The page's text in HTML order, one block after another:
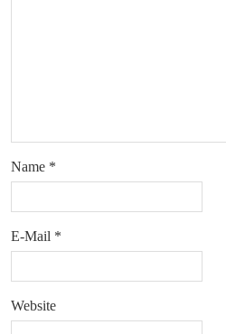
Name *
E-Mail *
Website